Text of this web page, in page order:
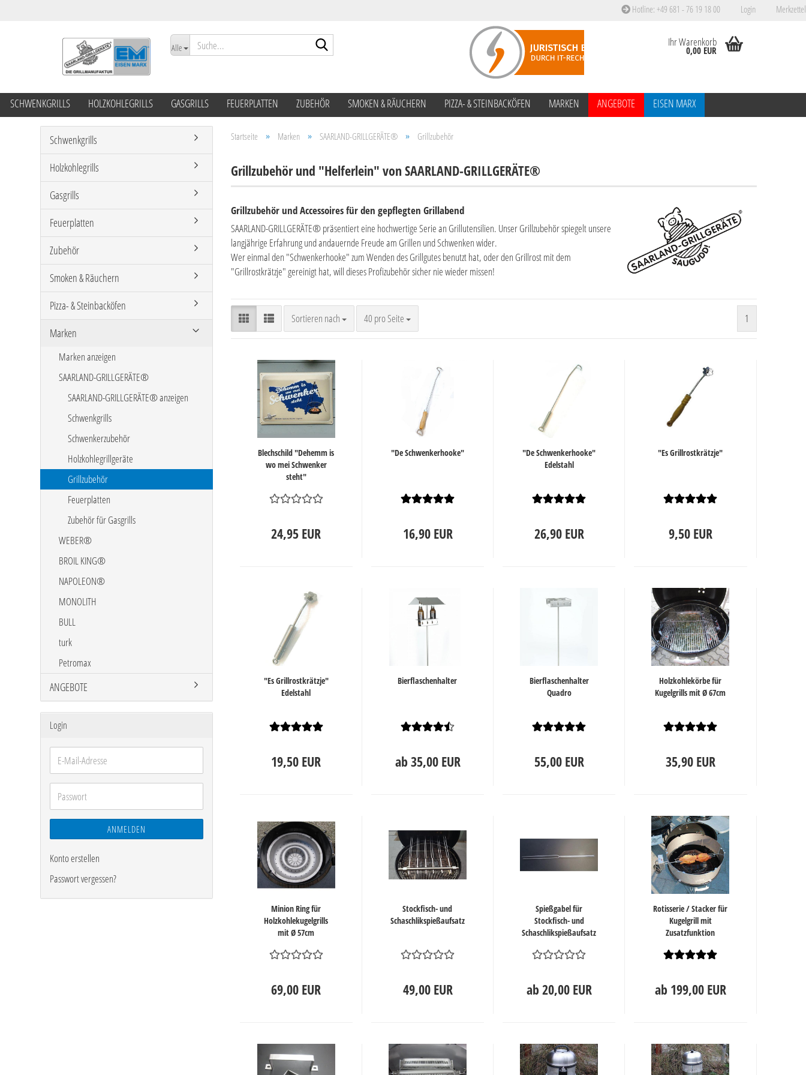
Hotline: +49 681 - 76 19 18 00 Login Merkzettel
Alle Ihr Warenkorb
0,00 EUR
SCHWENKGRILLS HOLZKOHLEGRILLS GASGRILLS FEUERPLATTEN ZUBEHÖR SMOKEN & RÄUCHERN PIZZA- & STEINBACKÖFEN MARKEN ANGEBOTE EISEN MARX
Startseite » Marken » SAARLAND-GRILLGERÄTE® » Grillzubehör
Grillzubehör und "Helferlein" von SAARLAND-GRILLGERÄTE®
Grillzubehör und Accessoires für den gepflegten Grillabend
SAARLAND-GRILLGERÄTE® präsentiert eine hochwertige Serie an Grillutensilien. Unser Grillzubehör spiegelt unsere
langjährige Erfahrung und andauernde Freude am Grillen und Schwenken wider.
Wer einmal den "Schwenkerhooke" zum Wenden des Grillgutes benutzt hat, oder den Grillrost mit dem
"Grillrostkrätzje" gereinigt hat, will dieses Profizubehör sicher nie wieder missen!
Sortieren nach
Sortieren nach 40 pro Seite
pro Seite 1
Blechschild "Dehemm is
wo mei Schwenker
steht"
24,95 EUR
"De Schwenkerhooke"
16,90 EUR
"De Schwenkerhooke"
Edelstahl
26,90 EUR
"Es Grillrostkrätzje"
9,50 EUR
"Es Grillrostkrätzje"
Edelstahl
19,50 EUR
Bierflaschenhalter
ab 35,00 EUR
Bierflaschenhalter
Quadro
55,00 EUR
Holzkohlekörbe für
Kugelgrills mit Ø 67cm
35,90 EUR
Minion Ring für
Holzkohlekugelgrills
mit Ø 57cm
69,00 EUR
Stockfisch- und
Schaschlikspießaufsatz
49,00 EUR
Spießgabel für
Stockfisch- und
Schaschlikspießaufsatz
ab 20,00 EUR
Rotisserie / Stacker für
Kugelgrill mit
Zusatzfunktion
ab 199,00 EUR
Schwenkgrills
Holzkohlegrills
Gasgrills
Feuerplatten
Zubehör
Smoken & Räuchern
Pizza- & Steinbacköfen
Marken
Marken anzeigen
SAARLAND-GRILLGERÄTE®
SAARLAND-GRILLGERÄTE® anzeigen
Schwenkgrills
Schwenkerzubehör
Holzkohlegrillgeräte
Grillzubehör
Feuerplatten
Zubehör für Gasgrills
WEBER®
BROIL KING®
NAPOLEON®
MONOLITH
BULL
turk
Petromax
ANGEBOTE
Login
E-
Mail-
Adresse
Passwort
ANMELDEN
Konto erstellen
Passwort vergessen?